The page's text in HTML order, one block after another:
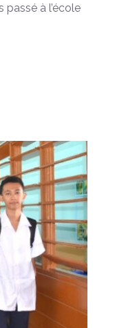
passé à l’école